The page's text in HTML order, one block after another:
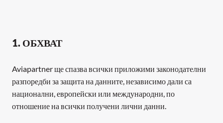
1. ОБХВАТ
Aviapartner ще спазва всички приложими законодателни
разпоредби за защита на данните, независимо дали са
национални, европейски или международни, по
отношение на всички получени лични данни.